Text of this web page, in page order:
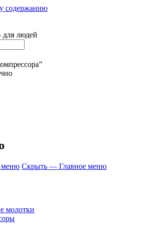
содержанию
для людей
меню Скрыть — Главное меню
молотки